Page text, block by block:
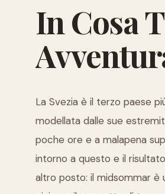
InCosa
La Svezia è il terzo paese
modellata dalle sue
poche ore e a malapena
intorno a questo e il
altro posto: il midsommar è